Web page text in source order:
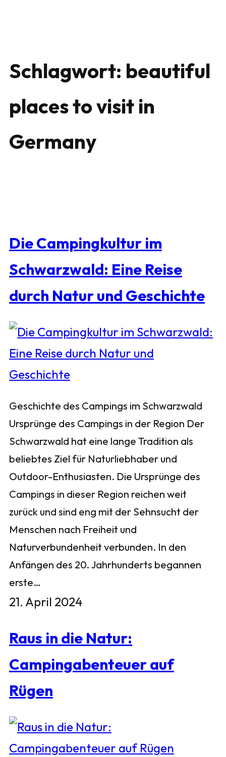
Schlagwort: beautiful
places to visit in
Germany
Die Campingkultur im
Schwarzwald: Eine Reise
durch Natur und Geschichte
Geschichte des Campings im Schwarzwald
Ursprünge des Campings in der Region Der
Schwarzwald hat eine lange Tradition als
beliebtes Ziel für Naturliebhaber und
Outdoor-Enthusiasten. Die Ursprünge des
Campings in dieser Region reichen weit
zurück und sind eng mit der Sehnsucht der
Menschen nach Freiheit und
Naturverbundenheit verbunden. In den
Anfängen des 20. Jahrhunderts begannen
erste…
21. April 2024
Raus in die Natur:
Campingabenteuer auf
Rügen